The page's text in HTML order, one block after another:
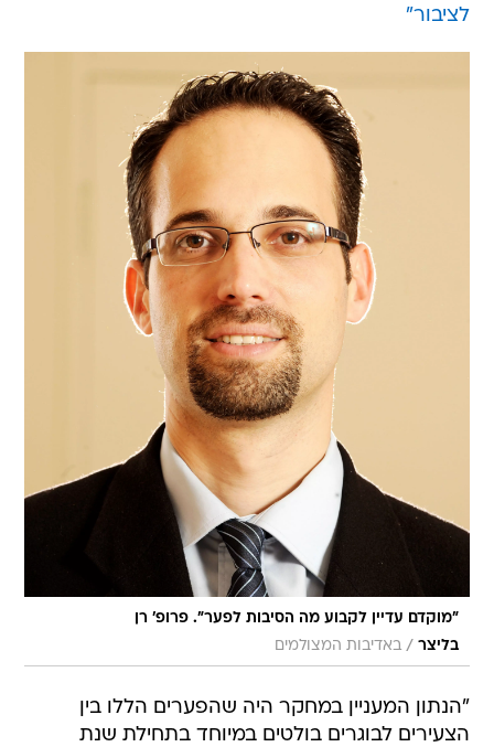
לציבור"
"מוקדם עדיין לקבוע מה הסיבות לפער". פרופ' רן
בליצר / באדיבות המצולמים
"הנתון המעניין במחקר היה שהפערים הללו בין
הצעירים לבוגרים בולטים במיוחד בתחילת שנת